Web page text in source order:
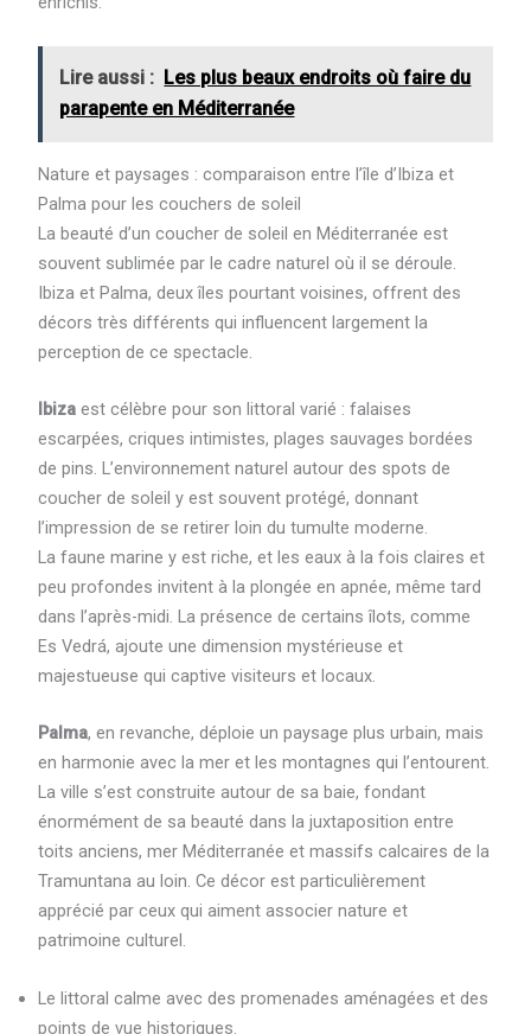
Lire aussi : Les plus beaux endroits où faire du
parapente en Méditerranée
Nature et paysages : comparaison entre l’île d’Ibiza et
Palma pour les couchers de soleil
La beauté d’un coucher de soleil en Méditerranée est
souvent sublimée par le cadre naturel où il se déroule.
Ibiza et Palma, deux îles pourtant voisines, offrent des
décors très différents qui influencent largement la
perception de ce spectacle.
Ibizaest célèbre pour son littoral varié : falaises
escarpées, criques intimistes, plages sauvages bordées
de pins. L’environnement naturel autour des spots de
coucher de soleil y est souvent protégé, donnant
l’impression de se retirer loin du tumulte moderne.
La faune marine y est riche, et les eaux à la fois claires et
peu profondes invitent à la plongée en apnée, même tard
dans l’après-midi. La présence de certains îlots, comme
Es Vedrá, ajoute une dimension mystérieuse et
majestueuse qui captive visiteurs et locaux.
Palma, en revanche, déploie un paysage plus urbain, mais
en harmonie avec la mer et les montagnes qui l’entourent.
La ville s’est construite autour de sa baie, fondant
énormément de sa beauté dans la juxtaposition entre
toits anciens, mer Méditerranée et massifs calcaires de la
Tramuntana au loin. Ce décor est particulièrement
apprécié par ceux qui aiment associer nature et
patrimoine culturel.
Le littoral calme avec des promenades aménagées et des
points de vue historiques.